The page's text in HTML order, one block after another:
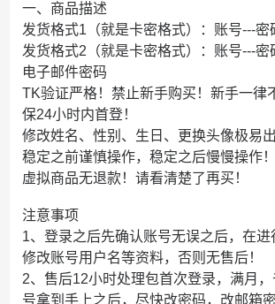
一、商品描述
发货格式1（就是卡密格式）：账号---密
发货格式2（就是卡密格式）：账号---密
电子邮件密码
TK验证严格！禁止新手购买！新手一律
保24小时内首登！
修改姓名、性别、生日、更换头像极易
稳定之前谨慎操作，稳定之后慢慢操作！
虚拟商品无退款！请看清楚了再买！
注意事项
1、登录之后先确认账号无误之后，在进
修改账号用户名等资料，否则无售后！
2、售后12小时处理包首次登录，满月
号拿到手上之后，尽快改密码，改邮箱